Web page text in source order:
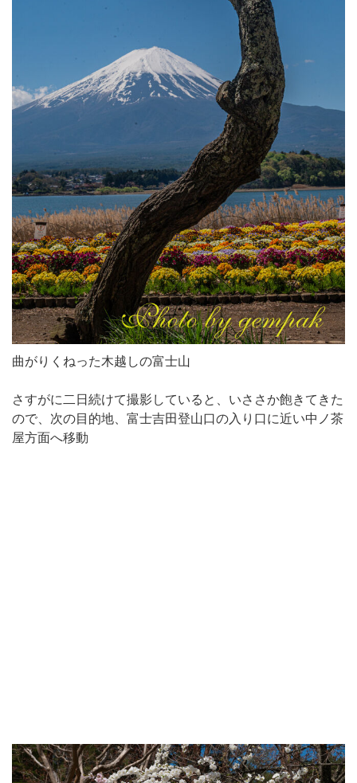
曲がりくねった木越しの富士山
さすがに二日続けて撮影していると、いささか飽きてきた
ので、次の目的地、富士吉田登山口の入り口に近い中ノ茶
屋方面へ移動